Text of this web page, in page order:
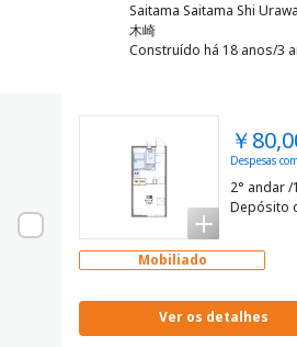
Saitama Saitama Shi
木崎
Construído há 18 anos/3
￥
Despesas
2° andar /
Depósito
Mobiliado
Ver os detalhes